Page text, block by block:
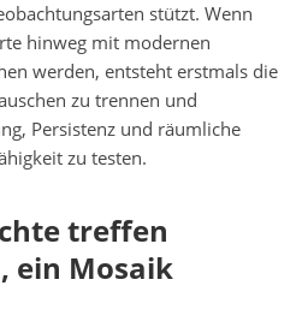
stützt. Wenn
hinweg mit modernen
werden, entsteht erstmals die
zu trennen und
Persistenz und räumliche
zu testen.
treffen
ein Mosaik